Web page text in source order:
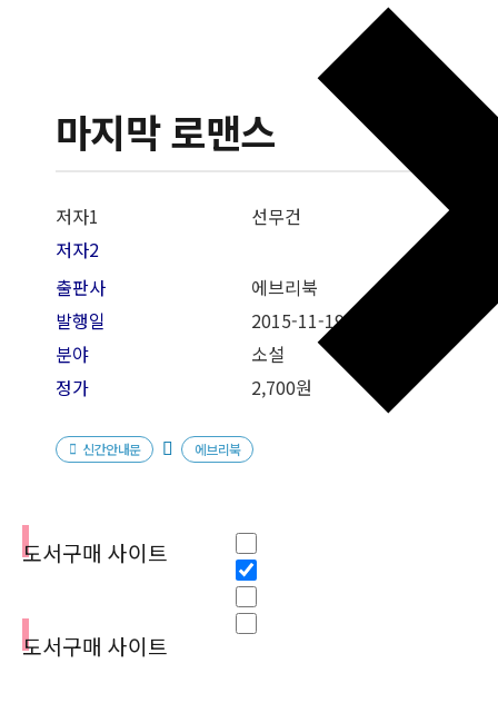
마지막 로맨스
저자1
선무건
저자2
출판사
에브리북
발행일
2015-11-19
분야
소설
정가
2,700원
신간안내문 에브리북
도서구매 사이트
도서구매 사이트